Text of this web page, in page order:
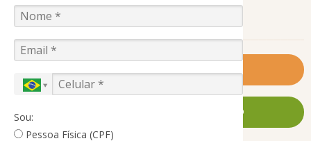
salão de jogos, lojas, academia. Isso sem falar nos pontos
para a prática de esportes: quadra de tênis e de vôlei, campo
de futebol de areia, área para a prática de minigolfe e
também de arco e flecha, pista de skate e até um trapézio
para quem quiser tentar algumas acrobacias. Para as
brinquedos, monitores e programação especial.
CONTINUAR LENDO
FALE CONOSCO AGORA MESMO
Sou:
Pessoa Física (CPF)